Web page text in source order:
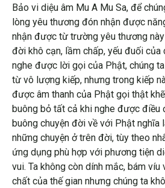
Bảo vi diệu âm Mu A Mu Sa, để
lòng yêu thương đón nhận được
nhận được từ trường yêu thương
đời khô cạn, lầm chấp, yếu đuối của
nghe được lời gọi của Phật, chúng
từ vô lượng kiếp, nhưng trong kiếp
được âm thanh của Phật gọi thật
buông bỏ tất cả khi nghe được điều
buông chuyện đời về với Phật nghĩa
những chuyện ở trên đời, tùy theo
ứng dụng phù hợp với phương tiện
vui. Ta không còn dính mắc, bám
chất của thế gian nhưng chúng ta